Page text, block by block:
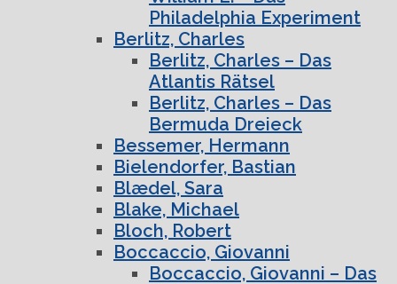
Philadelphia Experiment
Berlitz, Charles
Berlitz, Charles – Das
Atlantis Rätsel
Berlitz, Charles – Das
Bermuda Dreieck
Bessemer, Hermann
Bielendorfer, Bastian
Blædel, Sara
Blake, Michael
Bloch, Robert
Boccaccio, Giovanni
Boccaccio, Giovanni – Das